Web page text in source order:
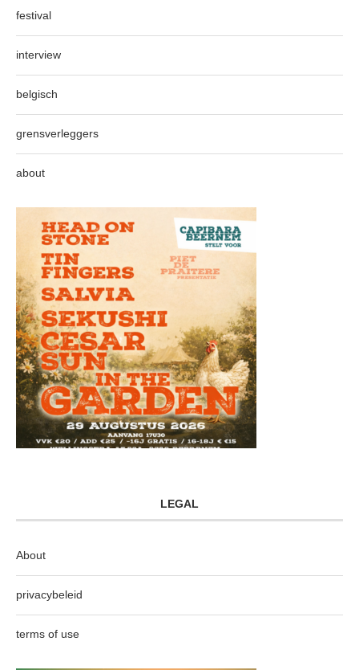
festival
interview
belgisch
grensverleggers
about
LEGAL
About
privacybeleid
terms of use